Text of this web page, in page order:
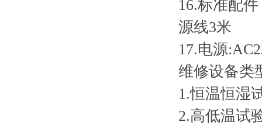
16.标准配
源线3米
17.电源
维修设备类
1.恒温恒湿
2.高低温试